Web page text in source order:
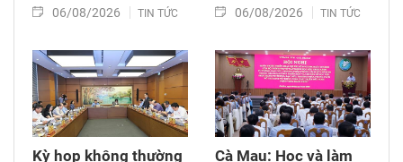
06/08/2026 TIN TỨC 06/08/2026 TIN TỨC
Kỳ họp không thường
Cà Mau: Học và làm